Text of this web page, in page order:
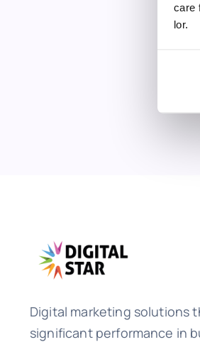
care
lor.
Digital marketing solutions
significant performance in